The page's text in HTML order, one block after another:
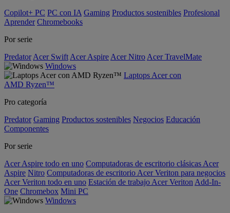
Copilot+ PC PC con IA Gaming Productos sostenibles Profesional
Aprender Chromebooks
Por serie
Predator Acer Swift Acer Aspire Acer Nitro Acer TravelMate
Windows
Laptops Acer con
AMD Ryzen™
Pro categoría
Predator Gaming Productos sostenibles Negocios Educación
Componentes
Por serie
Acer Aspire todo en uno Computadoras de escritorio clásicas Acer
Aspire Nitro Computadoras de escritorio Acer Veriton para negocios
Acer Veriton todo en uno Estación de trabajo Acer Veriton Add-In-
One Chromebox Mini PC
Windows